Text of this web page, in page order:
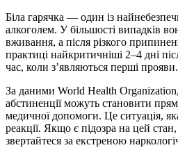
Біла гарячка — один із
алкоголем. У більшості випадків
вживання, а після різкого
практиці найкритичніші 2–4 дні
час, коли з’являються перші прояви.
За даними World Health
абстиненції можуть становити
медичної допомоги. Це ситуація,
реакції. Якщо є підозра на цей
звертайтеся за екстреною